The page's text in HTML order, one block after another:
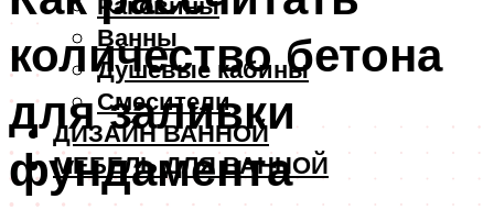
Ванны
Душевые кабины
Смесители
ДИЗАЙН ВАННОЙ
МЕБЕЛЬ ДЛЯ ВАННОЙ
количество бетона
для заливки
фундамента